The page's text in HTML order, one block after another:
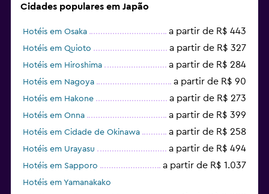
Cidades populares em Japão
Hotéis em Osaka a partir de R$ 443
Hotéis em Quioto a partir de R$ 327
Hotéis em Hiroshima a partir de R$ 284
Hotéis em Nagoya a partir de R$ 90
Hotéis em Hakone a partir de R$ 273
Hotéis em Onna a partir de R$ 399
Hotéis em Cidade de Okinawa a partir de R$ 258
Hotéis em Urayasu a partir de R$ 494
Hotéis em Sapporo a partir de R$ 1.037
Hotéis em Yamanakako